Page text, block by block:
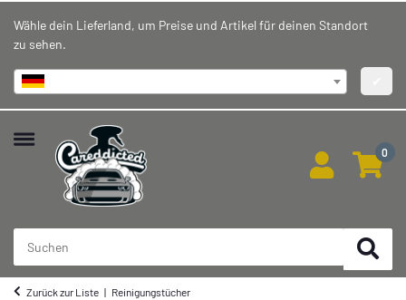
Wähle dein Lieferland, um Preise und Artikel für deinen Standort
zu sehen.
0
Zurück zur Liste Reinigungstücher